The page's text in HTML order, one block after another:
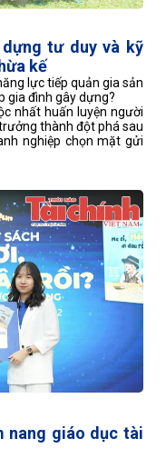
dựng tư duy và kỹ
kế
lực tiếp quản gia sản
gia đình gây dựng?
nhất huấn luyện người
thành đột phá sau
nghiệp chọn mặt gửi
nang giáo dục tài